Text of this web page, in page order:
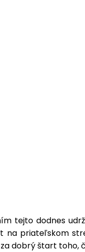
tejto dodnes
na priateľskom
dobrý štart toho,